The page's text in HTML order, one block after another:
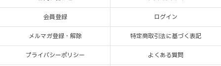
会員登録 ログイン
メルマガ登録・解除 特定商取引法に基づく表記
プライバシーポリシー よくある質問